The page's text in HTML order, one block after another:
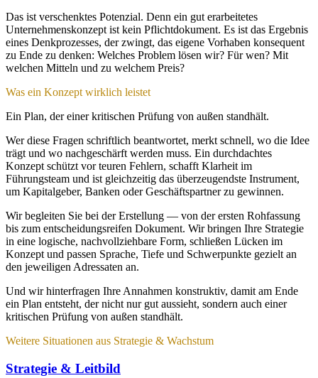
Das ist verschenktes Potenzial. Denn ein gut erarbeitetes
Unternehmenskonzept ist kein Pflichtdokument. Es ist das Ergebnis
eines Denkprozesses, der zwingt, das eigene Vorhaben konsequent
zu Ende zu denken: Welches Problem lösen wir? Für wen? Mit
welchen Mitteln und zu welchem Preis?
Was ein Konzept wirklich leistet
Ein Plan, der einer kritischen Prüfung von außen standhält.
Wer diese Fragen schriftlich beantwortet, merkt schnell, wo die Idee
trägt und wo nachgeschärft werden muss. Ein durchdachtes
Konzept schützt vor teuren Fehlern, schafft Klarheit im
Führungsteam und ist gleichzeitig das überzeugendste Instrument,
um Kapitalgeber, Banken oder Geschäftspartner zu gewinnen.
Wir begleiten Sie bei der Erstellung — von der ersten Rohfassung
bis zum entscheidungsreifen Dokument. Wir bringen Ihre Strategie
in eine logische, nachvollziehbare Form, schließen Lücken im
Konzept und passen Sprache, Tiefe und Schwerpunkte gezielt an
den jeweiligen Adressaten an.
Und wir hinterfragen Ihre Annahmen konstruktiv, damit am Ende
ein Plan entsteht, der nicht nur gut aussieht, sondern auch einer
kritischen Prüfung von außen standhält.
Weitere Situationen aus Strategie & Wachstum
Strategie & Leitbild